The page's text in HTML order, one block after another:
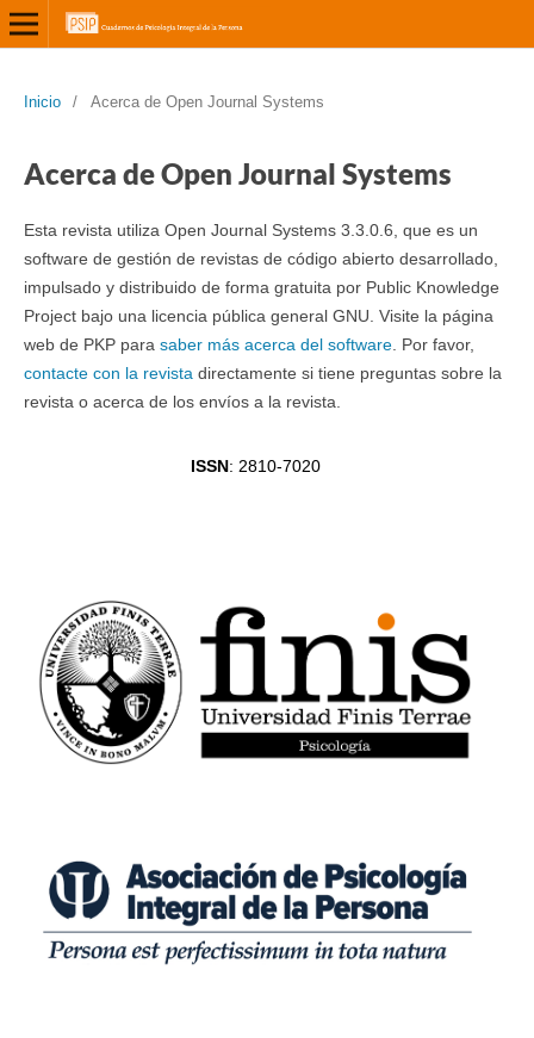
Inicio / Acerca de Open Journal Systems
Acerca de Open Journal Systems
Esta revista utiliza Open Journal Systems 3.3.0.6, que es un
software de gestión de revistas de código abierto desarrollado,
impulsado y distribuido de forma gratuita por Public Knowledge
Project bajo una licencia pública general GNU. Visite la página
web de PKP para saber más acerca del software. Por favor,
contacte con la revista directamente si tiene preguntas sobre la
revista o acerca de los envíos a la revista.
ISSN: 2810-7020